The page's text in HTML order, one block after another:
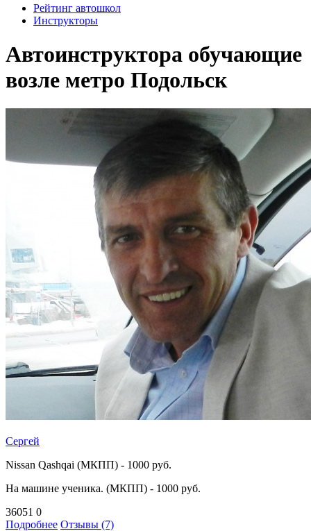
Рейтинг автошкол
Инструкторы
Автоинструктора обучающие
возле метро Подольск
Сергей
Nissan Qashqai (МКПП) - 1000 руб.
На машине ученика. (МКПП) - 1000 руб.
36051 0
Подробнее Отзывы (7)